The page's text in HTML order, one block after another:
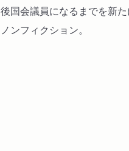
後国会議員になるまでを新
ノンフィクション。